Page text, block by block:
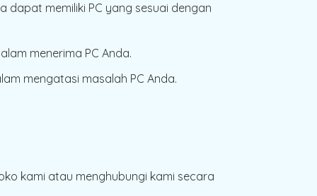
dapat memiliki PC yang sesuai dengan
menerima PC Anda.
mengatasi masalah PC Anda.
kami atau menghubungi kami secara